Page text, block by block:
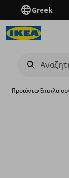
Greek
Προϊόντα›Έπιπλα